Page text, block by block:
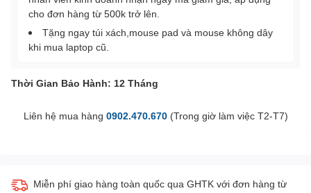
cho đơn hàng từ 500k trở lên.
Tặng ngay túi xách,mouse pad và mouse không dây
khi mua laptop cũ.
Thời Gian Bảo Hành: 12 Tháng
Liên hệ mua hàng 0902.470.670(Trong giờ làm việc T2-T7)
Miễn phí giao hàng toàn quốc qua GHTK với đơn hàng từ